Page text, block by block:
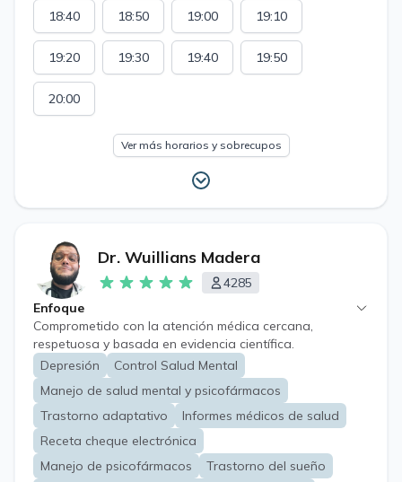
18:40 18:50 19:00 19:10
19:20 19:30 19:40 19:50
20:00
Ver más horarios y sobrecupos
Dr. Wuillians Madera
4285
Enfoque
Comprometido con la atención médica cercana,
respetuosa y basada en evidencia científica.
Depresión
Control Salud Mental
Manejo de salud mental y psicofármacos
Trastorno adaptativo
Informes médicos de salud
Receta cheque electrónica
Manejo de psicofármacos
Trastorno del sueño